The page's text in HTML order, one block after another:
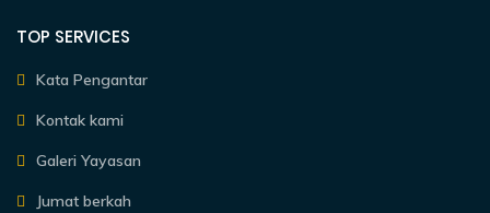
TOP SERVICES
Kata Pengantar
Kontak kami
Galeri Yayasan
Jumat berkah